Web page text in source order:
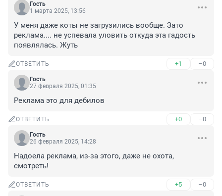
Гость
1 марта 2025, 13:56
У меня даже коты не загрузились вообще. Зато
реклама.... не успевала уловить откуда эта гадость
появлялась. Жуть
ОТВЕТИТЬ +1 –0
Гость
27 февраля 2025, 01:35
Реклама это для дебилов
ОТВЕТИТЬ +0 –0
Гость
26 февраля 2025, 14:28
Надоела реклама, из-за этого, даже не охота,
смотреть!
ОТВЕТИТЬ +5 –0